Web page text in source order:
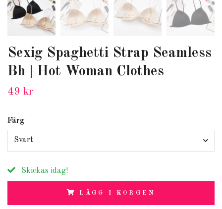
Sexig Spaghetti Strap Seamless
Bh | Hot Woman Clothes
49 kr
Färg
Svart
Skickas idag!
LÄGG I KORGEN